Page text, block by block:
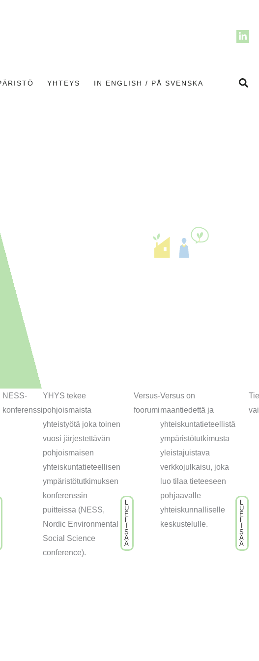
YHTEYS IN ENGLISH / PÅ SVENSKA Hae
NESS-
konferenssi
YHYS tekee
pohjoismaista
yhteistyötä joka toinen
vuosi järjestettävän
pohjoismaisen
yhteiskuntatieteellisen
ympäristötutkimuksen
konferenssin
puitteissa (NESS,
Nordic Environmental
Social Science
conference).
U
E
S
Ä
Ä
Versus-
foorumi
Versus on
maantiedettä ja
yhteiskuntatieteellistä
ympäristötutkimusta
yleistajuistava
verkkojulkaisu, joka
luo tilaa tieteeseen
pohjaavalle
yhteiskunnalliselle
keskustelulle.
U
E
S
Ä
Ä